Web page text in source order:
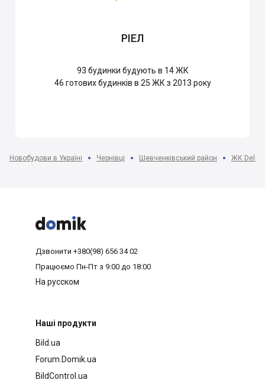
РІЕЛ
93 будинки будують в 14 ЖК
46 готових будинків в 25 ЖК з 2013 року
Новобудови в Україні Чернівці Шевченківський район ЖК Delux



Дзвонити +380(98) 656 34 02
Працюємо Пн-Пт з 9:00 до 18:00
На русском
Наші продукти
Bild.ua
Forum.Domik.ua
BildControl.ua